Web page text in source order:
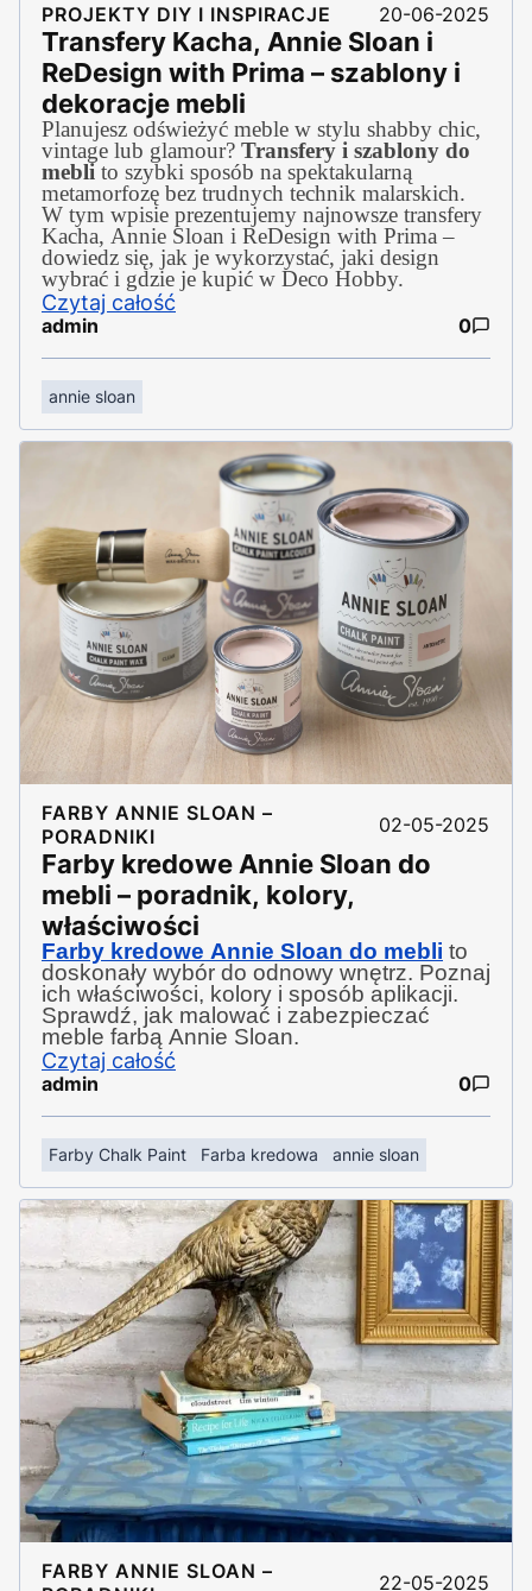
PROJEKTY DIY I INSPIRACJE 20-06-2025
Transfery Kacha, Annie Sloan i
ReDesign with Prima – szablony i
dekoracje mebli
Planujesz odświeżyć meble w stylu shabby chic,
vintage lub glamour? Transfery i szablony do
meblito szybki sposób na spektakularną
metamorfozę bez trudnych technik malarskich.
W tym wpisie prezentujemy najnowsze transfery
Kacha, Annie Sloan i ReDesign with Prima –
dowiedz się, jak je wykorzystać, jaki design
wybrać i gdzie je kupić w Deco Hobby.
Czytaj całość
admin 0
annie sloan
FARBY ANNIE SLOAN –
PORADNIKI
02-05-2025
Farby kredowe Annie Sloan do
mebli – poradnik, kolory,
właściwości
Farby kredowe Annie Sloan do mebli to
doskonały wybór do odnowy wnętrz. Poznaj
ich właściwości, kolory i sposób aplikacji.
Sprawdź, jak malować i zabezpieczać
meble farbą Annie Sloan.
Czytaj całość
admin 0
Farby Chalk Paint Farba kredowa annie sloan
FARBY ANNIE SLOAN –
22-05-2025